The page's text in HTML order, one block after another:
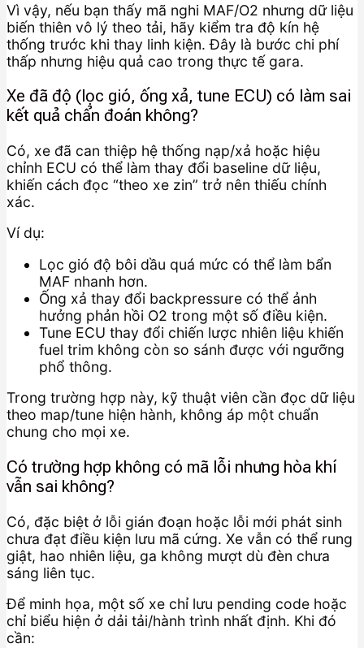
Vì vậy, nếu bạn thấy mã nghi MAF/O2 nhưng dữ liệu
biến thiên vô lý theo tải, hãy kiểm tra độ kín hệ
thống trước khi thay linh kiện. Đây là bước chi phí
thấp nhưng hiệu quả cao trong thực tế gara.
Xe đã độ (lọc gió, ống xả, tune ECU) có làm sai
kết quả chẩn đoán không?
Có, xe đã can thiệp hệ thống nạp/xả hoặc hiệu
chỉnh ECU có thể làm thay đổi baseline dữ liệu,
khiến cách đọc “theo xe zin” trở nên thiếu chính
xác.
Ví dụ:
Lọc gió độ bôi dầu quá mức có thể làm bẩn
MAF nhanh hơn.
Ống xả thay đổi backpressure có thể ảnh
hưởng phản hồi O2 trong một số điều kiện.
Tune ECU thay đổi chiến lược nhiên liệu khiến
fuel trim không còn so sánh được với ngưỡng
phổ thông.
Trong trường hợp này, kỹ thuật viên cần đọc dữ liệu
theo map/tune hiện hành, không áp một chuẩn
chung cho mọi xe.
Có trường hợp không có mã lỗi nhưng hòa khí
vẫn sai không?
Có, đặc biệt ở lỗi gián đoạn hoặc lỗi mới phát sinh
chưa đạt điều kiện lưu mã cứng. Xe vẫn có thể rung
giật, hao nhiên liệu, ga không mượt dù đèn chưa
sáng liên tục.
Để minh họa, một số xe chỉ lưu pending code hoặc
chỉ biểu hiện ở dải tải/hành trình nhất định. Khi đó
cần: